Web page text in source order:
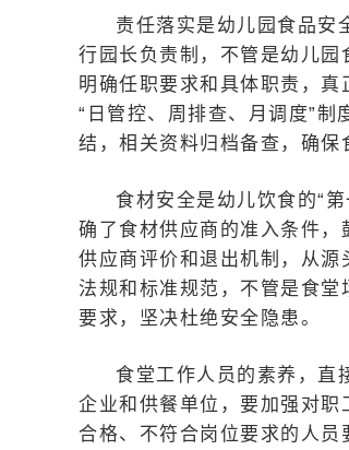
责任落实是幼儿园食品安
行园长负责制，不管是幼儿园
明确任职要求和具体职责，
“日管控、周排查、月调度”制
结，相关资料归档备查，确保
食材安全是幼儿饮食的“
确了食材供应商的准入条件
供应商评价和退出机制，从
法规和标准规范，不管是食
要求，坚决杜绝安全隐患。
食堂工作人员的素养，直
企业和供餐单位，要加强对
合格、不符合岗位要求的人